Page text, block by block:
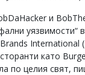
и
International
като
по целия свят,